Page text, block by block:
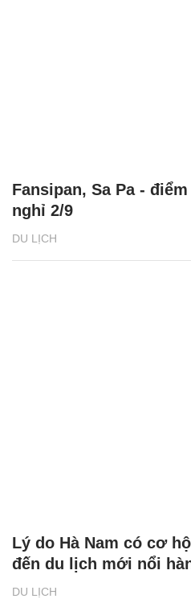
DU LỊCH
Fansipan, Sa Pa -
nghỉ 2/9
DU LỊCH
Lý do Hà Nam có cơ
đến du lịch mới nổi